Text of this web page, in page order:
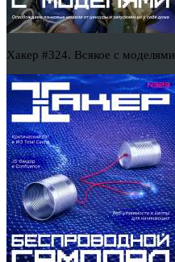
Хакер #324. Всякое с моделями